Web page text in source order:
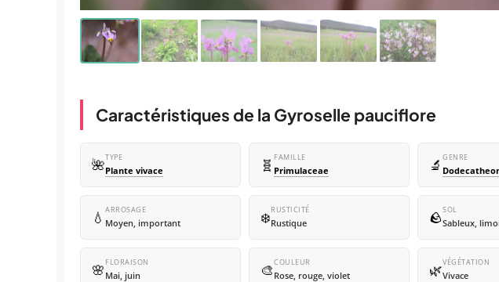
Caractéristiques de la Gyroselle pauciflore
🌺TYPE
Plante vivace 🧬 FAMILLE
Primulaceae 🔬 GENRE
💧 ARROSAGE
Moyen, important ❄️RUSTICITÉ
Rustique 🪨SOL
Sableux,
🌸 FLORAISON
Mai, juin 🎨COULEUR
Rose, rouge, violet 🌿VÉGÉTATION
Vivace